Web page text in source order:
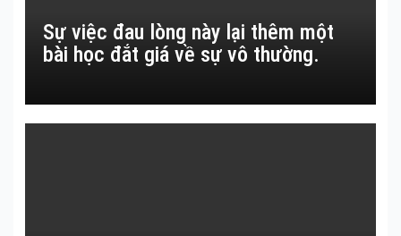
Sự việc đau lòng này lại thêm một
bài học đắt giá về sự vô thường.